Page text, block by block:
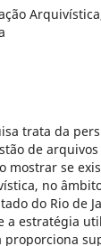
trata da
de
mostrar se
no
do Rio de
a estratégia
proporciona